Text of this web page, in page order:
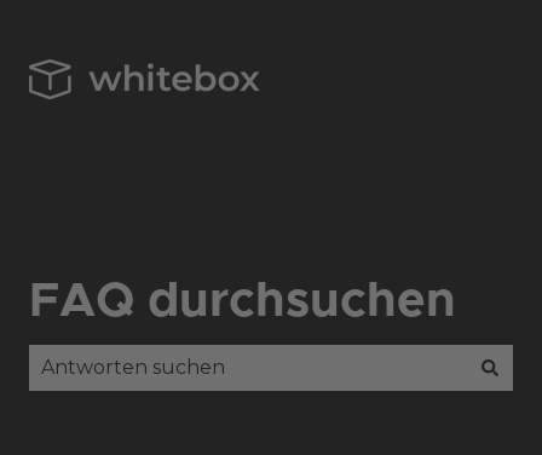
FAQ durchsuchen